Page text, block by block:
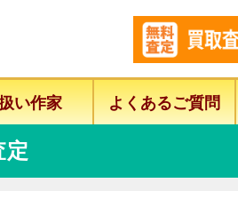
い作家 よくあるご質問
定